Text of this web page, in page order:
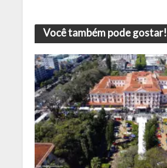
Você também pode gostar!